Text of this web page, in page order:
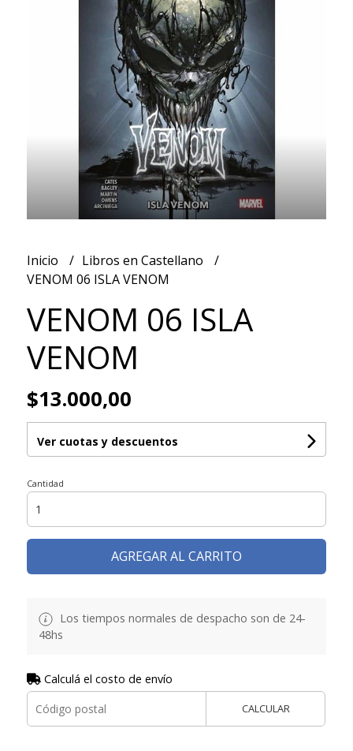
Inicio
Libros en Castellano
VENOM 06 ISLA VENOM
VENOM 06 ISLA
VENOM
$13.000,00
Ver cuotas y descuentos
Cantidad
AGREGAR AL CARRITO
Los tiempos normales de despacho son de 24-
48hs
Calculá el costo de envío
CALCULAR